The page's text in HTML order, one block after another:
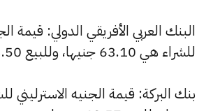
البنك العربي الأفريقي الدولي: قيمة
للشراء هي 63.10 جنيها، وللبيع 63.50 جنيها.